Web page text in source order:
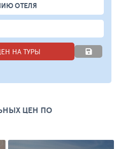
ОТЕЛЯ
НА ТУРЫ
ЦЕН ПО